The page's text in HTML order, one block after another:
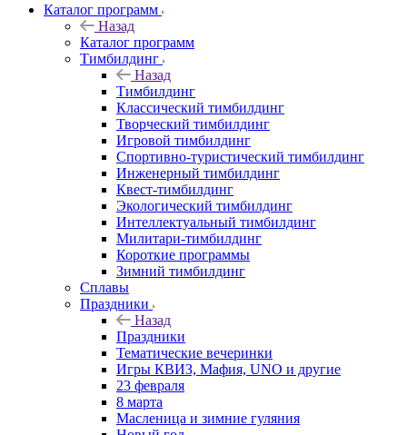
Каталог программ
Назад
Каталог программ
Тимбилдинг
Назад
Тимбилдинг
Классический тимбилдинг
Творческий тимбилдинг
Игровой тимбилдинг
Спортивно-туристический тимбилдинг
Инженерный тимбилдинг
Квест-тимбилдинг
Экологический тимбилдинг
Интеллектуальный тимбилдинг
Милитари-тимбилдинг
Короткие программы
Зимний тимбилдинг
Сплавы
Праздники
Назад
Праздники
Тематические вечеринки
Игры КВИЗ, Мафия, UNO и другие
23 февраля
8 марта
Масленица и зимние гуляния